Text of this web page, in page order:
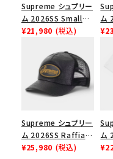
在庫
Supreme シュプリー
ム 2026SS Small
Box Tee スモールボ
¥21,980 (税込)
ム
Supreme シュプリー
ム 2026SS Raffia
Mesh Back 5-Panel
¥25,980 (税込)
ム